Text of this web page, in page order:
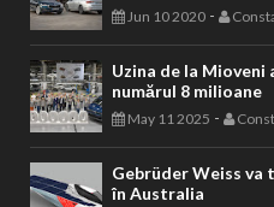
Jun 10 2020 -
Uzina de la Mioveni
numărul 8 milioane
May 11 2025 -
Gebrüder Weiss va
în Australia